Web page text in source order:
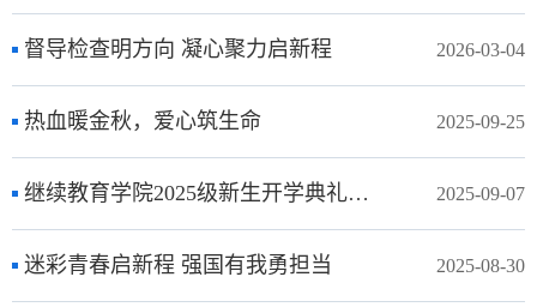
督导检查明方向 凝心聚力启新程 2026-03-04
热血暖金秋，爱心筑生命 2025-09-25
继续教育学院2025级新生开学典礼暨军训汇报表演隆重举行 2025-09-07
迷彩青春启新程 强国有我勇担当 2025-08-30